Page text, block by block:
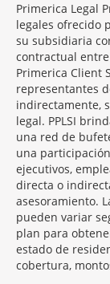
Primerica Legal
legales ofrecido
su subsidiaria
contractual entre
Primerica Client
representantes
indirectamente,
legal. PPLSI
una red de
una
ejecutivos,
directa o
asesoramiento.
pueden variar
plan para
estado de
cobertura,